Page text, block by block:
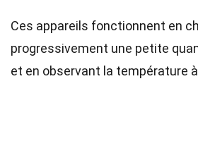
Ces appareils fonctionnent en
progressivement une petite
et en observant la température